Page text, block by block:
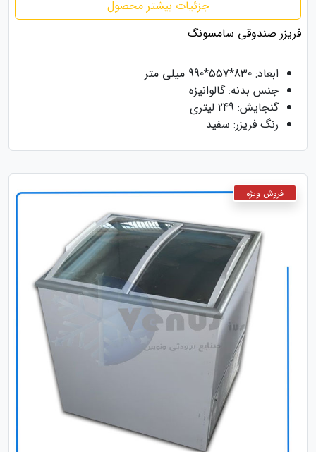
جزئیات بیشتر محصول
فریزر صندوقی سامسونگ
ابعاد: 830*557*990 میلی متر
جنس بدنه: گالوانیزه
گنجایش: 249 لیتری
رنگ فریزر: سفید